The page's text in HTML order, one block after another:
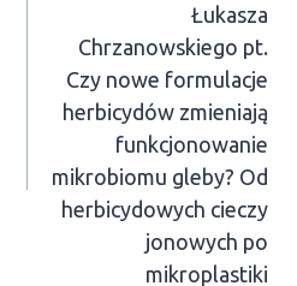
Łukasza
Chrzanowskiego pt.
Czy nowe formulacje
herbicydów zmieniają
funkcjonowanie
mikrobiomu gleby? Od
herbicydowych cieczy
jonowych po
mikroplastiki